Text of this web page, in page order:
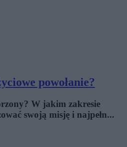
powołanie?
W jakim zakresie
swoją misję i najpełn...